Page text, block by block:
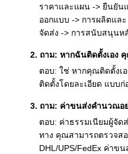
ราคาและแผน -> ยืนยัน
ออกแบบ -> การผลิตแล
จัดส่ง -> การสนับสนุนห
2. ถาม: หากฉันติดตั้งเอง
ตอบ: ใช่ หากคุณติดตั้งเ
ติดตั้งโดยละเอียด แบบ
3. ถาม: ค่าขนส่งคำนวณอ
ตอบ: ค่าธรรมเนียมผู้จั
ทาง คุณสามารถตรวจส
DHL/UPS/FedEx ค่าข